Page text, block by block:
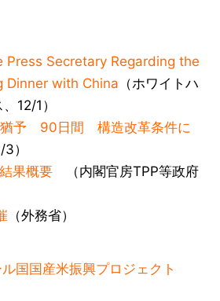
Secretary Regarding the
Dinner with China （ホワイトハ
12/1）
猶予 90日間 構造改革条件に
）
果概要
（内閣官房TPP等政府
（外務省）
国国産米振興プロジェクト